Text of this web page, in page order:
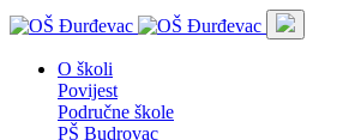
O školi
Povijest
Područne škole
PŠ Budrovac